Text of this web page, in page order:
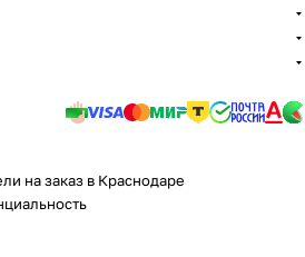
на заказ в Краснодаре